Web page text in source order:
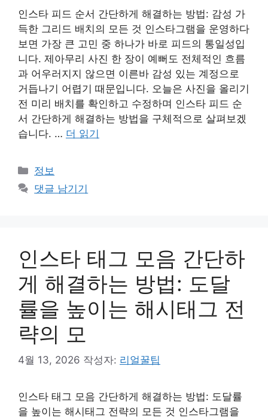
인스타 피드 순서 간단하게 해결하는 방법: 감성 가
득한 그리드 배치의 모든 것 인스타그램을 운영하다
보면 가장 큰 고민 중 하나가 바로 피드의 통일성입
니다. 제아무리 사진 한 장이 예뻐도 전체적인 흐름
과 어우러지지 않으면 이른바 감성 있는 계정으로
거듭나기 어렵기 때문입니다. 오늘은 사진을 올리기
전 미리 배치를 확인하고 수정하며 인스타 피드 순
서 간단하게 해결하는 방법을 구체적으로 살펴보겠
습니다. … 더 읽기
카
테
고
정보
댓글 남기기
인스타 태그 모음 간단하
게 해결하는 방법: 도달
률을 높이는 해시태그 전
략의 모
4월 13, 2026 작성자: 리얼꿀팁
인스타 태그 모음 간단하게 해결하는 방법: 도달률
을 높이는 해시태그 전략의 모든 것 인스타그램을